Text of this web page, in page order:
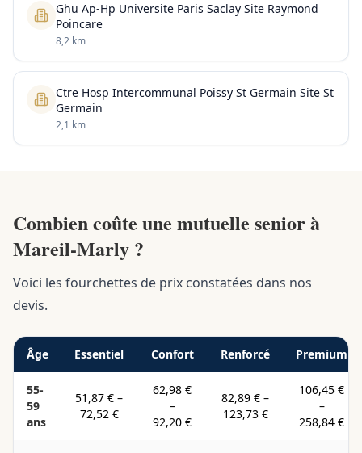
Ghu Ap-Hp Universite Paris Saclay Site Raymond
Poincare
8,2 km
Ctre Hosp Intercommunal Poissy St Germain Site St
Germain
2,1 km
Combien coûte une mutuelle senior à
Mareil-Marly ?
Voici les fourchettes de prix constatées dans nos
devis.
Âge Essentiel Confort Renforcé Premium
55-
59
ans
51,87 € –
72,52 €
62,98 €
–
92,20 €
82,89 € –
123,73 €
106,45 €
–
258,84 €